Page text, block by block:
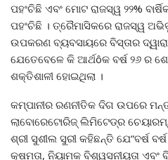
ପହଂଚିଛି ଏବଂ ମୋଟ ରାଜସ୍ୱ ୨୨%
ପହଂଚିଛି । ତ୍ରୈମାସିକରେ ରାଜସ୍ୱ
ଉପକରଣ ବ୍ୟବସାୟରେ ବିସ୍ତାର
ଯେତେବେଳେ କି ଆର୍ଥôକ ବର୍ଷ ୨୬ ର
ଶକ୍ତିଶାଳୀ ହୋଇଥିଲା ।
କମ୍ପାନୀର ରଣନୀତିକ ଦିଗ ଉପରେ
ଲାବୋରେଟୋରିଜ୍ ଲିମିଟେଡ୍ର
ଶ୍ରୀ ସୁଶୀଲ ସୁରୀ କହିଛନ୍ତି ଯେ“ବର୍ଷ
କ୍ଷମତା, ନିୟାମକ ବିଶ୍ୱସନୀୟତା